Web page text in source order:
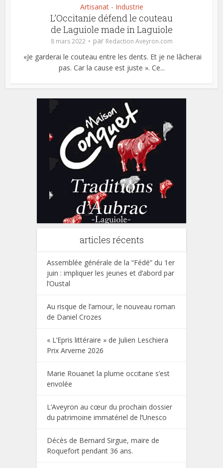
Artisanat - Industrie
L’Occitanie défend le couteau
de Laguiole made in Laguiole
8 mars 2022 par Redaction Aveyron.com
«Je garderai le couteau entre les dents. Et je ne lâcherai
pas. Car la cause est juste ». Ce...
articles récents
Assemblée générale de la “Fédé” du 1er
juin : impliquer les jeunes et d’abord par
l’Oustal
Au risque de l’amour, le nouveau roman
de Daniel Crozes
« L’Epris littéraire » de Julien Leschiera
Prix Arverne 2026
Marie Rouanet la plume occitane s’est
envolée
L’Aveyron au cœur du prochain dossier
du patrimoine immatériel de l’Unesco
Décès de Bernard Sirgue, maire de
Roquefort pendant 36 ans.